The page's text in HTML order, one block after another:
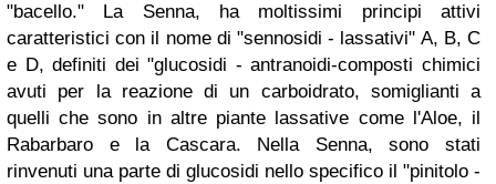
"bacello." La Senna, ha moltissimi principi attivi
caratteristici con il nome di "sennosidi - lassativi" A, B, C
e D, definiti dei "glucosidi - antranoidi-composti chimici
avuti per la reazione di un carboidrato, somiglianti a
quelli che sono in altre piante lassative come l'Aloe, il
Rabarbaro e la Cascara. Nella Senna, sono stati
rinvenuti una parte di glucosidi nello specifico il "pinitolo -